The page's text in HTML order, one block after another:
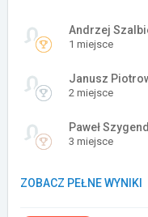
Ranking
Zaloguj się
Załóż konto
Andrzej
1 miejsce
Janusz
2 miejsce
Paweł
3 miejsce
ZOBACZ PEŁNE WYNIKI